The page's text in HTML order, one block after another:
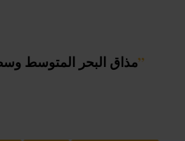
مذاق البحر المتوسط”